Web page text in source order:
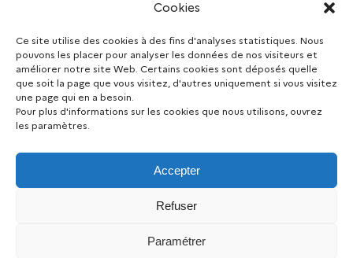
Cookies
Ce site utilise des cookies à des fins d'analyses statistiques. Nous
pouvons les placer pour analyser les données de nos visiteurs et
améliorer notre site Web. Certains cookies sont déposés quelle
que soit la page que vous visitez, d'autres uniquement si vous visitez
une page qui en a besoin.
Pour plus d'informations sur les cookies que nous utilisons, ouvrez
les paramètres.
Accepter
Refuser
Paramétrer
Financé par
Accessibilité (non conforme)